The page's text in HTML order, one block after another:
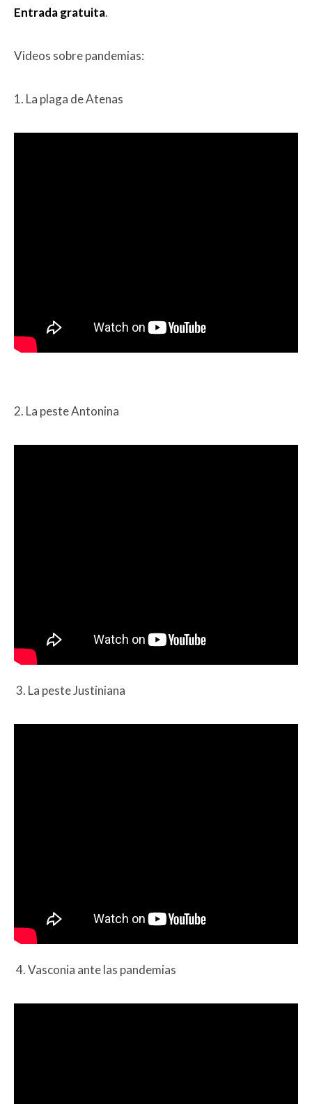
Entrada gratuita.
Videos sobre pandemias:
1. La plaga de Atenas
2. La peste Antonina
3. La peste Justiniana
4. Vasconia ante las pandemias